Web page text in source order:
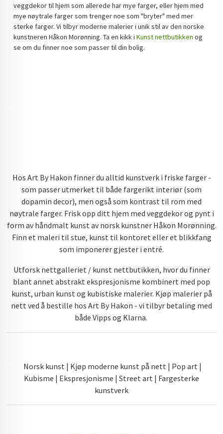
NORSK KUNST
DOPAMIN DECOR NORGE
veggdekor til hjem som allerede har mye farger, eller hjem med
mye nøytrale farger som trenger noe som "bryter" med mer
sterke farger. Vi tilbyr moderne malerier i unik stil av den norske
kunstneren Håkon Morønning. Ta en kikk iKunst nettbutikken og
se om du finner noe som passer til din bolig.
Hos Art By Hakon finner du alltid kunstverk i friske farger -
som passer utmerket til både fargerikt interiør (som
dopamin decor), men også som kontrast til rom med
nøytrale farger. Frisk opp ditt hjem med veggdekor og pynt i
form av håndmalt kunst av norsk kunstner Håkon Morønning.
Finn et maleri til stue, kunst til kontoret eller et blikkfang
som imponerer gjester i entré.
Utforsk nettgalleriet / kunst nettbutikken, hvor du finner
blant annet abstrakt ekspresjonisme kombinert med pop
kunst, urban kunst og kubistiske malerier. Kjøp malerier på
nett ved å bestille hos Art By Hakon - vi tilbyr betaling med
både Vipps og Klarna.
Norsk kunst | Kjøp moderne kunst på nett | Pop art |
Kubisme | Ekspresjonisme | Street art | Fargesterke
kunstverk